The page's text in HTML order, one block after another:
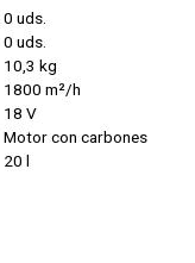
0 uds.
0 uds.
10,3 kg
1800 m²/h
18 V
Motor con carbones
20 l